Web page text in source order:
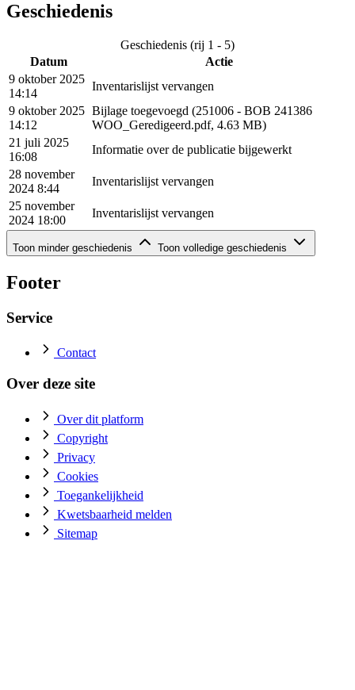
Geschiedenis
Geschiedenis (rij 1 - 5)
Datum
Actie
9 oktober 2025
14:14
Inventarislijst vervangen
9 oktober 2025
14:12
Bijlage toegevoegd (251006 - BOB 241386
WOO_Geredigeerd.pdf, 4.63 MB)
21 juli 2025
16:08
Informatie over de publicatie bijgewerkt
28 november
2024 8:44
Inventarislijst vervangen
25 november
2024 18:00
Inventarislijst vervangen
Geschiedenis (rij 6 - 7)
Datum
Actie
9 oktober 2024 4:03
Toon minder geschiedenis Toon volledige geschiedenis
Footer
Service
Contact
Over deze site
Over dit platform
Copyright
Privacy
Cookies
Toegankelijkheid
Kwetsbaarheid melden
Sitemap